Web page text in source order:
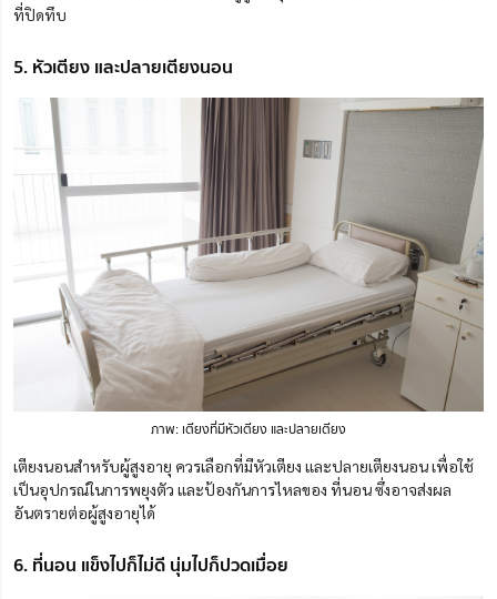
ที่ปิดทึบ
5. หัวเตียง และปลายเตียงนอน
ภาพ: เตียงที่มีหัวเตียง และปลายเตียง
เตียงนอนสำหรับผู้สูงอายุ ควรเลือกที่มีหัวเตียง และปลายเตียงนอน เพื่อใช้
เป็นอุปกรณ์ในการพยุงตัว และป้องกันการไหลของ ที่นอน ซึ่งอาจส่งผล
อันตรายต่อผู้สูงอายุได้
6. ที่นอน แข็งไปก็ไม่ดี นุ่มไปก็ปวดเมื่อย